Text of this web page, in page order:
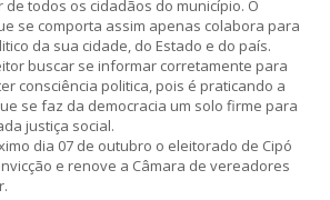
de todos os cidadãos do município. O
se comporta assim apenas colabora para
da sua cidade, do Estado e do país.
buscar se informar corretamente para
consciência politica, pois é praticando a
se faz da democracia um solo firme para
justiça social.
dia 07 de outubro o eleitorado de Cipó
e renove a Câmara de vereadores